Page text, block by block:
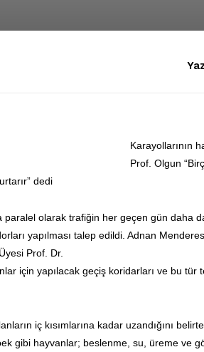
Karayollarının
Prof. Olgun
dedi
paralel olarak trafiğin her geçen gün daha
yapılması talep edildi. Adnan
Prof. Dr.
için yapılacak geçiş koridarları ve bu
iç kısımlarına kadar uzandığını
gibi hayvanlar; beslenme, su, üreme ve